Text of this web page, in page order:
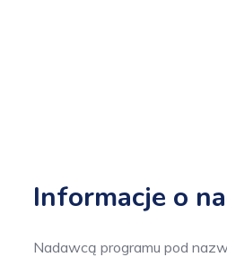
Informacje o
Nadawcą programu pod